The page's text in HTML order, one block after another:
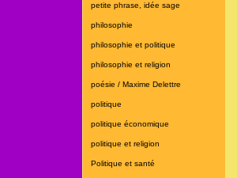
petite phrase, idée sage
philosophie
philosophie et politique
philosophie et religion
poésie / Maxime Delettre
politique
politique économique
politique et religion
Politique et santé